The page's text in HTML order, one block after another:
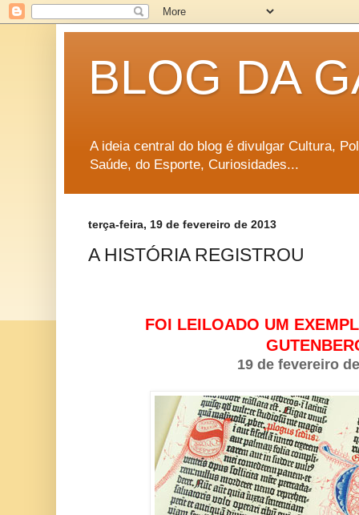
BLOG DA
A ideia central do blog é divulgar Cultura,
Saúde, do Esporte, Curiosidades...
terça-feira, 19 de fevereiro de 2013
A HISTÓRIA REGISTROU
FOI LEILOADO UM
19 de fevereiro